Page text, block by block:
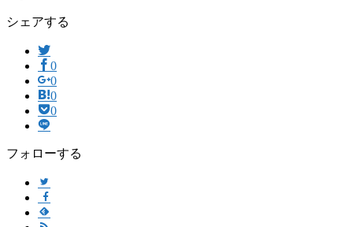
シェアする
0
0
0
0
フォローする